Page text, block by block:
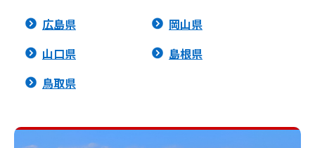
広島県
岡山県
山口県
島根県
鳥取県